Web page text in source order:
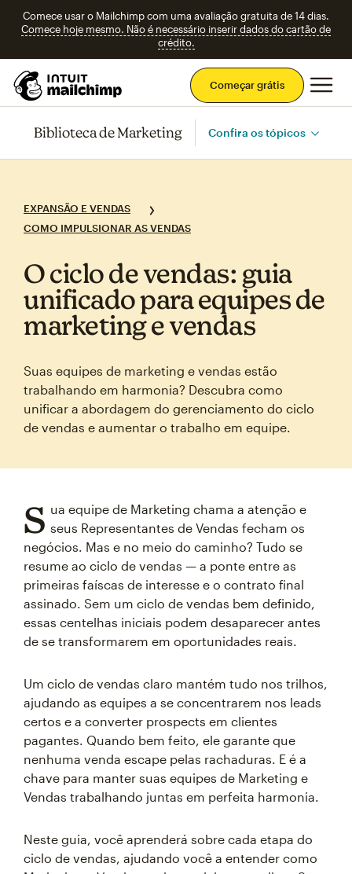
Comece usar o Mailchimp com uma avaliação gratuita de 14 dias.
Comece hoje mesmo. Não é necessário inserir dados do cartão de
crédito.
Começar grátis
Biblioteca de Marketing Confira os tópicos
EXPANSÃO E VENDAS
COMO IMPULSIONAR AS VENDAS
O ciclo de vendas: guia
unificado para equipes de
marketing e vendas
Suas equipes de marketing e vendas estão
trabalhando em harmonia? Descubra como
unificar a abordagem do gerenciamento do ciclo
de vendas e aumentar o trabalho em equipe.
S ua equipe de Marketing chama a atenção e
seus Representantes de Vendas fecham os
negócios. Mas e no meio do caminho? Tudo se
resume ao ciclo de vendas — a ponte entre as
primeiras faíscas de interesse e o contrato final
assinado. Sem um ciclo de vendas bem definido,
essas centelhas iniciais podem desaparecer antes
de se transformarem em oportunidades reais.
Um ciclo de vendas claro mantém tudo nos trilhos,
ajudando as equipes a se concentrarem nos leads
certos e a converter prospects em clientes
pagantes. Quando bem feito, ele garante que
nenhuma venda escape pelas rachaduras. E é a
chave para manter suas equipes de Marketing e
Vendas trabalhando juntas em perfeita harmonia.
Neste guia, você aprenderá sobre cada etapa do
ciclo de vendas, ajudando você a entender como